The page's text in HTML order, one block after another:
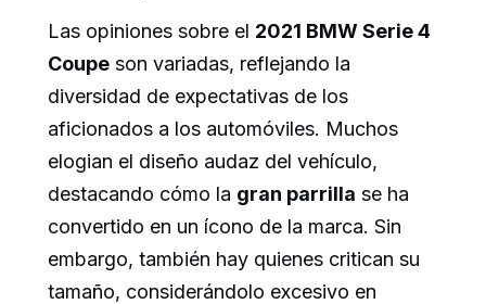
Las opiniones sobre el 2021 BMW Serie 4
Coupe son variadas, reflejando la
diversidad de expectativas de los
aficionados a los automóviles. Muchos
elogian el diseño audaz del vehículo,
destacando cómo la gran parrilla se ha
convertido en un ícono de la marca. Sin
embargo, también hay quienes critican su
tamaño, considerándolo excesivo en